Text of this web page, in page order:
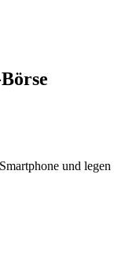
und